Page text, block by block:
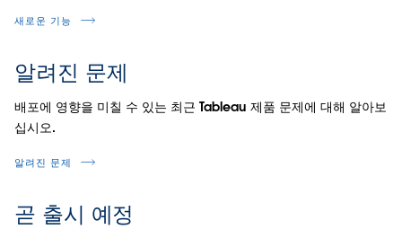
새로운 기능
알려진 문제
배포에 영향을 미칠 수 있는 최근 Tableau 제품 문제에 대해 알아보
십시오.
알려진 문제
곧 출시 예정